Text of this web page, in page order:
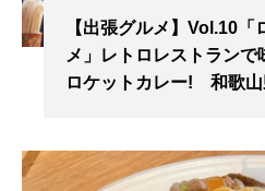
【出張グルメ】Vol.10「
メ」レトロレストラン
ロケットカレー! 和歌山